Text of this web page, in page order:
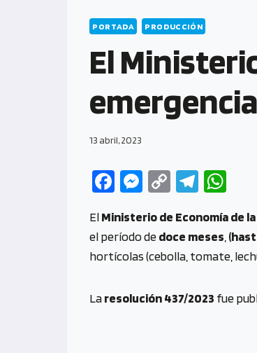
PORTADA PRODUCCIÓN
El
13 abril, 2023
Fa
b
o
k
M
se
n
g
er
C
py
Li
k
Te
gr
a
at
s
A
p
ElMinisterio de Economía de
el período dedoce meses
hortícolas (cebolla, tomate,
Laresolución 437/2023 fue